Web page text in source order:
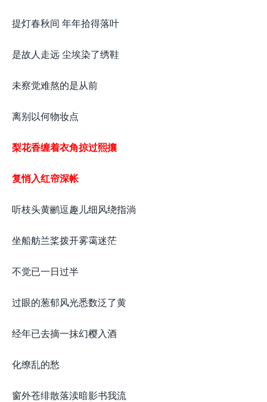
提灯春秋间 年年拾得落叶
是故人走远 尘埃染了绣鞋
未察觉难熬的是从前
离别以何物妆点
梨花香缠着衣角掠过熙攘
复悄入红帘深帐
听枝头黄鹂逗趣儿细风绕指淌
坐船舫兰桨拨开雾霭迷茫
不觉已一日过半
过眼的葱郁风光悉数泛了黄
经年已去摘一抹幻樱入酒
化缭乱的愁
窗外苍绯散落渎暗影书我流